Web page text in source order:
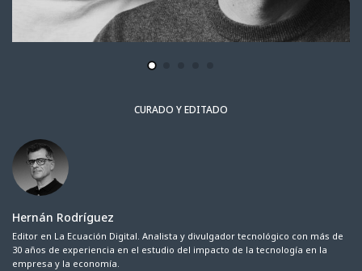
CURADO Y EDITADO
Hernán Rodríguez
Editor en La Ecuación Digital. Analista y divulgador tecnológico con más de
30 años de experiencia en el estudio del impacto de la tecnología en la
empresa y la economía.